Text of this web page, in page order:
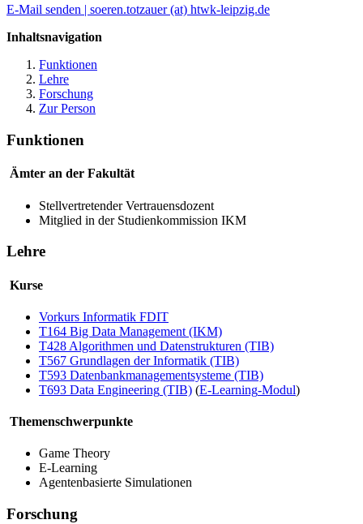
E-Mail senden | soeren.totzauer (at) htwk-leipzig.de
Inhaltsnavigation
Funktionen
Lehre
Forschung
Zur Person
Funktionen
Ämter an der Fakultät
Stellvertretender Vertrauensdozent
Mitglied in der Studienkommission IKM
Lehre
Kurse
Vorkurs Informatik FDIT
T164 Big Data Management (IKM)
T428 Algorithmen und Datenstrukturen (TIB)
T567 Grundlagen der Informatik (TIB)
T593 Datenbankmanagementsysteme (TIB)
T693 Data Engineering (TIB) (E-Learning-Modul)
Themenschwerpunkte
Game Theory
E-Learning
Agentenbasierte Simulationen
Forschung